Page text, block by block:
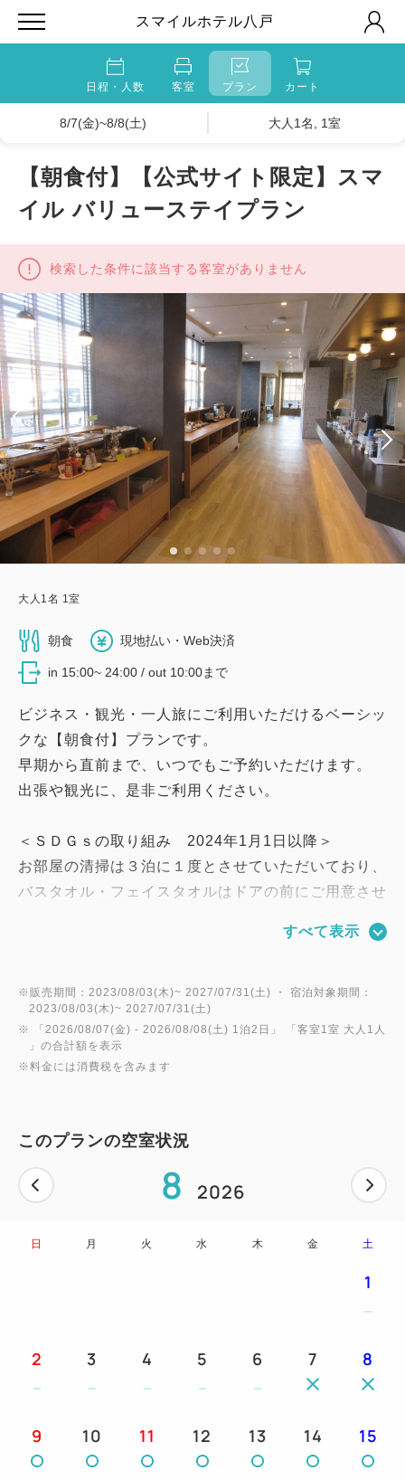
スマイルホテル八戸
日程・人数 客室 プラン カート
8/7(金)~8/8(土) 大人1名, 1室
【朝食付】【公式サイト限定】スマ
イル バリューステイプラン
検索した条件に該当する客室がありません
大人 1 名 1 室
朝食 現地払い・Web決済
in 15:00~ 24:00 / out 10:00まで
ビジネス・観光・一人旅にご利用いただけるベーシッ
クな【朝食付】プランです。
早期から直前まで、いつでもご予約いただけます。
出張や観光に、是非ご利用ください。
＜ＳＤＧｓの取り組み 2024年1月1日以降＞
お部屋の清掃は３泊に１度とさせていただいており、
バスタオル・フェイスタオルはドアの前にご用意させ
■プラン内容
朝食付のベーシックなプランです。
【朝食】
営業時間：平日 AM6：30～9：00、土日祝 AM7：00
～9：30
閉店15分前までにお入り下さい。
※朝食付プランでお申込みの場合、素泊りへの変更
すべて表示
※販売期間：2023/08/03(木)~ 2027/07/31(土) ・ 宿泊対象期間：
2023/08/03(木)~ 2027/07/31(土)
※ 「 2026/08/07(金) - 2026/08/08(土) 1泊2日 」 「客室1室 大人1人
」の合計額を表示
※料金には消費税を含みます
このプランの空室状況
8 2026
日 月 火 水 木 金 土
1
2 3 4 5 6 7 8
9 10 11 12 13 14 15